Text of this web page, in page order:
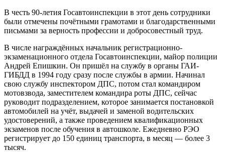
В честь 90-летия Госавтоинспекции в этот день сотрудники
были отмечены почётными грамотами и благодарственными
письмами за верность профессии и добросовестный труд.
В числе награждённых начальник регистрационно-
экзаменационного отдела Госавтоинспекции, майор полиции
Андрей Епишкин. Он пришёл на службу в органы ГАИ-
ГИБДД в 1994 году сразу после службы в армии. Начинал
свою службу инспектором ДПС, потом стал командиром
мотовзвода, заместителем командира роты ДПС, сейчас
руководит подразделением, которое занимается постановкой
автомобилей на учёт, выдачей и заменой водительских
удостоверений, а также проведением квалификационных
экзаменов после обучения в автошколе. Ежедневно РЭО
регистрирует до 150 единиц транспорта, в месяц — более 3
тысяч.